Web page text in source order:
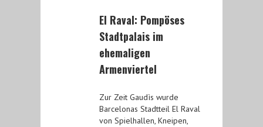
El Raval: Pompöses
Stadtpalais im
ehemaligen
Armenviertel
Zur Zeit Gaudìs wurde
Barcelonas Stadtteil El Raval
von Spielhallen, Kneipen,